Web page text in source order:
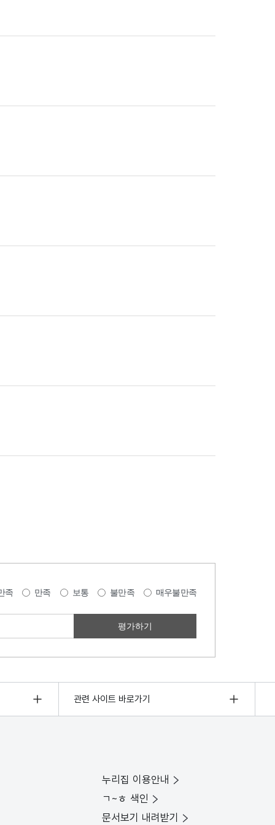
족 만족 보통 불만족 매우불만족
관련 사이트 바로가기
누리집 이용안내
ㄱ~ㅎ 색인
문서보기 내려받기